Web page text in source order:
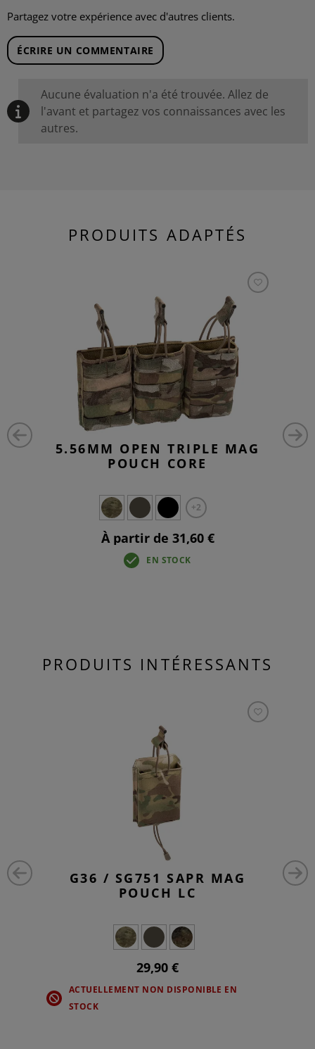
Partagez votre expérience avec d'autres clients.
ÉCRIRE UN COMMENTAIRE
Aucune évaluation n'a été trouvée. Allez de
l'avant et partagez vos connaissances avec les
autres.
PRODUITS ADAPTÉS
5.56MM OPEN TRIPLE MAG
POUCH CORE
+2
À partir de 31,60 €
EN STOCK
PRODUITS INTÉRESSANTS
G36 / SG751 SAPR MAG
POUCH LC
29,90 €
ACTUELLEMENT NON DISPONIBLE EN
STOCK